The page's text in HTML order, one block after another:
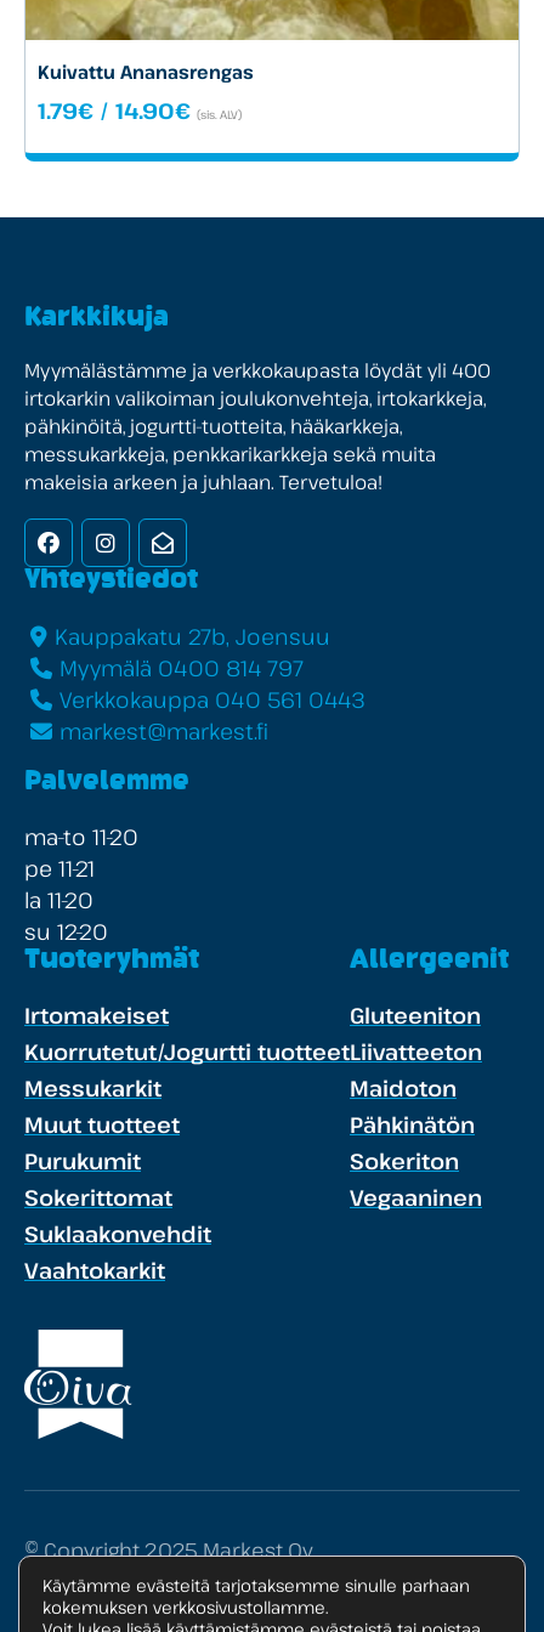
Kuivattu Ananasrengas
1.79€ / 14.90€Hintaluokka:
-
(sis. ALV)
Karkkikuja
Myymälästämme ja verkkokaupasta löydät yli 400
irtokarkin valikoiman joulukonvehteja, irtokarkkeja,
pähkinöitä, jogurtti-tuotteita, hääkarkkeja,
messukarkkeja, penkkarikarkkeja sekä muita
makeisia arkeen ja juhlaan. Tervetuloa!
FacebookInstagramUutiskirje
Yhteystiedot
Kauppakatu 27b, Joensuu
Myymälä 0400 814 797
Verkkokauppa 040 561 0443
markest@markest.fi
Palvelemme
ma-to 11-20
pe 11-21
la 11-20
su 12-20
Tuoteryhmät
Irtomakeiset
Kuorrutetut/Jogurtti tuotteet
Messukarkit
Muut tuotteet
Purukumit
Sokerittomat
Suklaakonvehdit
Vaahtokarkit
Allergeenit
Gluteeniton
Liivatteeton
Maidoton
Pähkinätön
Sokeriton
Vegaaninen
© Copyright 2025 Markest Oy
Tietosuojaseloste
Käytämme evästeitä tarjotaksemme sinulle parhaan
kokemuksen verkkosivustollamme.